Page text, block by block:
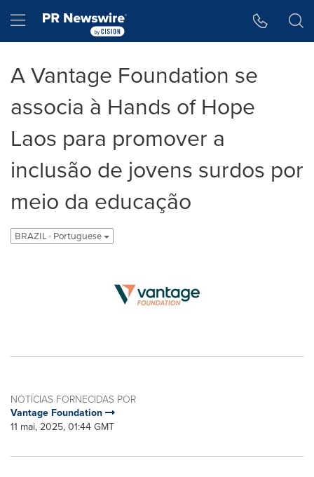
Hamburger menu
A Vantage Foundation se
associa à Hands of Hope
Laos para promover a
inclusão de jovens surdos por
meio da educação
BRAZIL - Portuguese
NOTÍCIAS FORNECIDAS POR
Vantage Foundation
11 mai, 2025, 01:44 GMT